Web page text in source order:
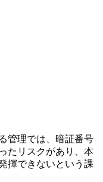
管理では、暗証番号
たリスクがあり、本
揮できないという課